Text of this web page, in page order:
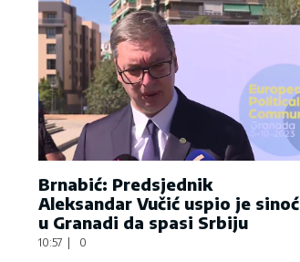
Brnabić: Predsjednik
Aleksandar Vučić uspio je sinoć
u Granadi da spasi Srbiju
10:57 0